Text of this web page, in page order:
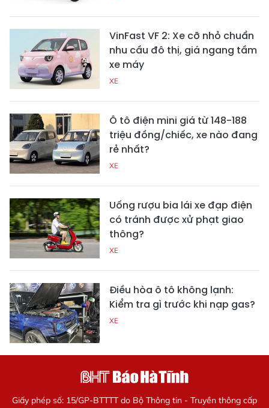
VinFast VF 2: Xe cỡ nhỏ chuẩn
nhu cầu đô thị, giá ngang tầm
xe máy
XE
Ô tô điện mini giá từ 148-188
triệu đồng/chiếc, xe nào đang
rẻ nhất?
XE
Uống rượu bia lái xe đạp điện
có tránh được xử phạt giao
thông?
XE
Điều hòa ô tô không lạnh:
Kiểm tra gì trước khi nạp gas?
XE
Giấy phép số: 15/GP-BTTTT do Bộ Thông tin - Truyền thông cấp